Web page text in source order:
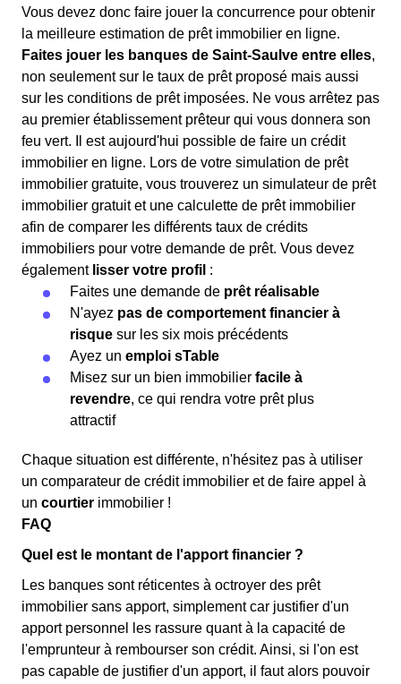
Vous devez donc faire jouer la concurrence pour obtenir
la meilleure estimation de prêt immobilier en ligne.
Faites jouer les banques de Saint-Saulve entre elles,
non seulement sur le taux de prêt proposé mais aussi
sur les conditions de prêt imposées. Ne vous arrêtez pas
au premier établissement prêteur qui vous donnera son
feu vert. Il est aujourd'hui possible de faire un crédit
immobilier en ligne. Lors de votre simulation de prêt
immobilier gratuite, vous trouverez un simulateur de prêt
immobilier gratuit et une calculette de prêt immobilier
afin de comparer les différents taux de crédits
immobiliers pour votre demande de prêt. Vous devez
également lisser votre profil :
Faites une demande de prêt réalisable
N'ayez pas de comportement financier à
risque sur les six mois précédents
Ayez un emploi sTable
Misez sur un bien immobilier facile à
revendre, ce qui rendra votre prêt plus
attractif
Chaque situation est différente, n'hésitez pas à utiliser
un comparateur de crédit immobilier et de faire appel à
un courtier immobilier !
FAQ
Quel est le montant de l'apport financier ?
Les banques sont réticentes à octroyer des prêt
immobilier sans apport, simplement car justifier d'un
apport personnel les rassure quant à la capacité de
l'emprunteur à rembourser son crédit. Ainsi, si l'on est
pas capable de justifier d'un apport, il faut alors pouvoir